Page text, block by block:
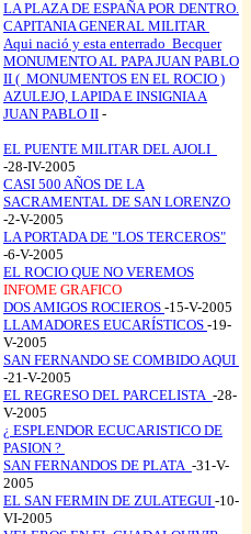
LA PLAZA DE ESPAÑA POR DENTRO.
CAPITANIA GENERAL MILITAR
Aqui nació y esta enterrado Becquer
MONUMENTO AL PAPA JUAN PABLO
II ( MONUMENTOS EN EL ROCIO )
AZULEJO, LAPIDA E INSIGNIA A
JUAN PABLO II -
EL PUENTE MILITAR DEL AJOLI
-28-IV-2005
CASI 500 AÑOS DE LA
SACRAMENTAL DE SAN LORENZO
-2-V-2005
LA PORTADA DE "LOS TERCEROS"
-6-V-2005
EL ROCIO QUE NO VEREMOS
INFOME GRAFICO
DOS AMIGOS ROCIEROS -15-V-2005
LLAMADORES EUCARÍSTICOS -19-
V-2005
SAN FERNANDO SE COMBIDO AQUI
-21-V-2005
EL REGRESO DEL PARCELISTA -28-
V-2005
¿ ESPLENDOR ECUCARISTICO DE
PASION ?
SAN FERNANDOS DE PLATA -31-V-
2005
EL SAN FERMIN DE ZULATEGUI -10-
VI-2005